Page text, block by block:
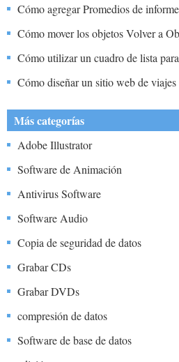
Cómo agregar Promedios de
Cómo mover los objetos Volver a
Cómo utilizar un cuadro de lista
de datos
Cómo diseñar un sitio web de viajes
Más categorías
Adobe Illustrator
Software de Animación
Antivirus Software
Software Audio
Copia de seguridad de datos
Grabar CDs
Grabar DVDs
compresión de datos
Software de base de datos